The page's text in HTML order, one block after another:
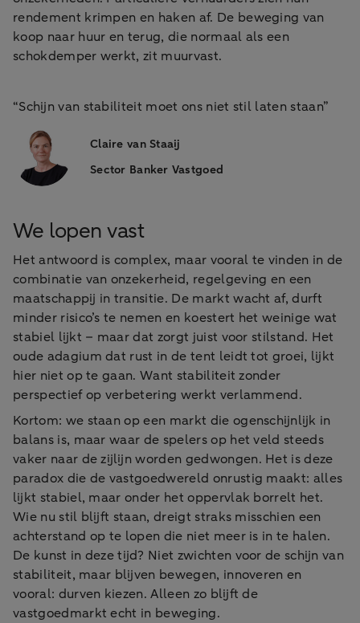
rendement krimpen en haken af. De beweging van
koop naar huur en terug, die normaal als een
schokdemper werkt, zit muurvast.
“Schijn van stabiliteit moet ons niet stil laten staan”
Claire van Staaij
Sector Banker Vastgoed
We lopen vast
Het antwoord is complex, maar vooral te vinden in de
combinatie van onzekerheid, regelgeving en een
maatschappij in transitie. De markt wacht af, durft
minder risico’s te nemen en koestert het weinige wat
stabiel lijkt – maar dat zorgt juist voor stilstand. Het
oude adagium dat rust in de tent leidt tot groei, lijkt
hier niet op te gaan. Want stabiliteit zonder
perspectief op verbetering werkt verlammend.
Kortom: we staan op een markt die ogenschijnlijk in
balans is, maar waar de spelers op het veld steeds
vaker naar de zijlijn worden gedwongen. Het is deze
paradox die de vastgoedwereld onrustig maakt: alles
lijkt stabiel, maar onder het oppervlak borrelt het.
Wie nu stil blijft staan, dreigt straks misschien een
achterstand op te lopen die niet meer is in te halen.
De kunst in deze tijd? Niet zwichten voor de schijn van
stabiliteit, maar blijven bewegen, innoveren en
vooral: durven kiezen. Alleen zo blijft de
vastgoedmarkt echt in beweging.